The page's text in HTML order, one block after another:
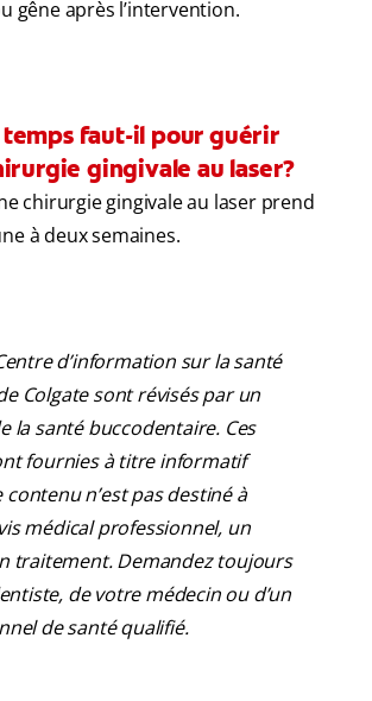
gêne après l’intervention.
faut-il pour guérir
gingivale au laser?
chirurgie gingivale au laser prend
à deux semaines.
d’information sur la santé
Colgate sont révisés par un
la santé buccodentaire. Ces
fournies à titre informatif
n’est pas destiné à
médical professionnel, un
traitement. Demandez toujours
de votre médecin ou d’un
de santé qualifié.